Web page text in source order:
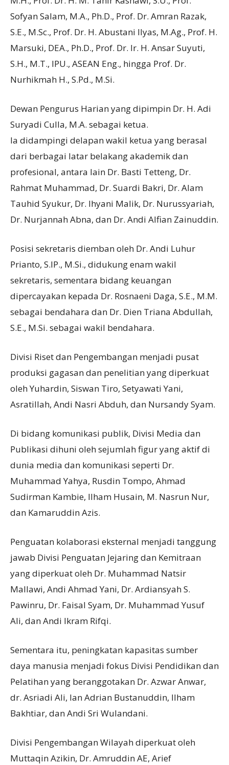
Sofyan Salam, M.A., Ph.D., Prof. Dr. Amran Razak,
S.E., M.Sc., Prof. Dr. H. Abustani Ilyas, M.Ag., Prof. H.
Marsuki, DEA., Ph.D., Prof. Dr. Ir. H. Ansar Suyuti,
S.H., M.T., IPU., ASEAN Eng., hingga Prof. Dr.
Nurhikmah H., S.Pd., M.Si.
Dewan Pengurus Harian yang dipimpin Dr. H. Adi
Suryadi Culla, M.A. sebagai ketua.
Ia didampingi delapan wakil ketua yang berasal
dari berbagai latar belakang akademik dan
profesional, antara lain Dr. Basti Tetteng, Dr.
Rahmat Muhammad, Dr. Suardi Bakri, Dr. Alam
Tauhid Syukur, Dr. Ihyani Malik, Dr. Nurussyariah,
Dr. Nurjannah Abna, dan Dr. Andi Alfian Zainuddin.
Posisi sekretaris diemban oleh Dr. Andi Luhur
Prianto, S.IP., M.Si., didukung enam wakil
sekretaris, sementara bidang keuangan
dipercayakan kepada Dr. Rosnaeni Daga, S.E., M.M.
sebagai bendahara dan Dr. Dien Triana Abdullah,
S.E., M.Si. sebagai wakil bendahara.
Divisi Riset dan Pengembangan menjadi pusat
produksi gagasan dan penelitian yang diperkuat
oleh Yuhardin, Siswan Tiro, Setyawati Yani,
Asratillah, Andi Nasri Abduh, dan Nursandy Syam.
Di bidang komunikasi publik, Divisi Media dan
Publikasi dihuni oleh sejumlah figur yang aktif di
dunia media dan komunikasi seperti Dr.
Muhammad Yahya, Rusdin Tompo, Ahmad
Sudirman Kambie, Ilham Husain, M. Nasrun Nur,
dan Kamaruddin Azis.
Penguatan kolaborasi eksternal menjadi tanggung
jawab Divisi Penguatan Jejaring dan Kemitraan
yang diperkuat oleh Dr. Muhammad Natsir
Mallawi, Andi Ahmad Yani, Dr. Ardiansyah S.
Pawinru, Dr. Faisal Syam, Dr. Muhammad Yusuf
Ali, dan Andi Ikram Rifqi.
Sementara itu, peningkatan kapasitas sumber
daya manusia menjadi fokus Divisi Pendidikan dan
Pelatihan yang beranggotakan Dr. Azwar Anwar,
dr. Asriadi Ali, Ian Adrian Bustanuddin, Ilham
Bakhtiar, dan Andi Sri Wulandani.
Divisi Pengembangan Wilayah diperkuat oleh
Muttaqin Azikin, Dr. Amruddin AE, Arief